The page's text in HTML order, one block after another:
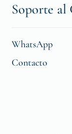
Soporte al
WhatsApp
Contacto